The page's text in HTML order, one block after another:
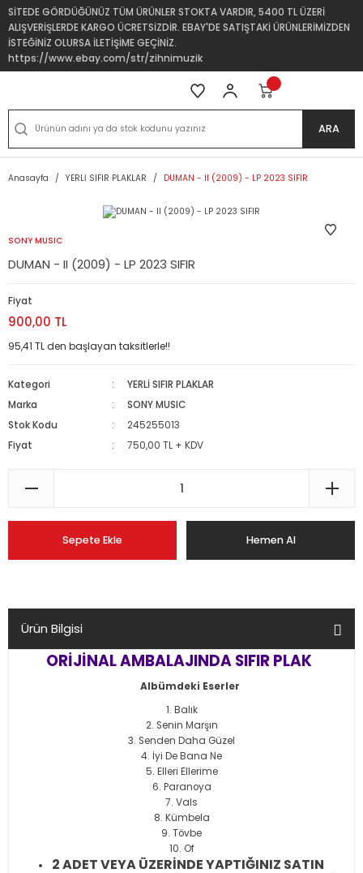
SİTEDE GÖRDÜĞÜNÜZ TÜM ÜRÜNLER STOKTA VARDIR, 5400 TL ÜZERİ
ALIŞVERİŞLERDE KARGO ÜCRETSİZDİR. EBAY'DE SATIŞTAKİ ÜRÜNLERİMİZDEN
İSTEĞİNİZ OLURSA İLETİŞİME GEÇİNİZ.
https://www.ebay.com/str/zihnimuzik
ARA
Anasayfa YERLİ SIFIR PLAKLAR DUMAN - II (2009) - LP 2023 SIFIR
SONY MUSIC
DUMAN - II (2009) - LP 2023 SIFIR
Fiyat
900,00 TL
95,41 TL den başlayan taksitlerle!!
Kategori
YERLİ SIFIR PLAKLAR
Marka
SONY MUSIC
Stok Kodu
245255013
Fiyat
750,00 TL + KDV
Sepete Ekle Hemen Al
Ürün Bilgisi
ORİJİNAL AMBALAJINDA SIFIR PLAK
Albümdeki Eserler
Balık
Senin Marşın
Senden Daha Güzel
İyi De Bana Ne
Elleri Ellerime
Paranoya
Vals
Kümbela
Tövbe
Of
2 ADET VEYA ÜZERİNDE YAPTIĞINIZ SATIN